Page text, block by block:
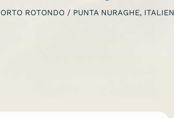
ROTONDO / PUNTA NURAGHE, ITALIEN